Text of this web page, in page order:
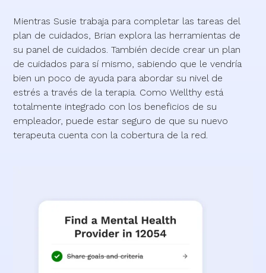
Mientras Susie trabaja para completar las tareas del
plan de cuidados, Brian explora las herramientas de
su panel de cuidados. También decide crear un plan
de cuidados para sí mismo, sabiendo que le vendría
bien un poco de ayuda para abordar su nivel de
estrés a través de la terapia. Como Wellthy está
totalmente integrado con los beneficios de su
empleador, puede estar seguro de que su nuevo
terapeuta cuenta con la cobertura de la red.